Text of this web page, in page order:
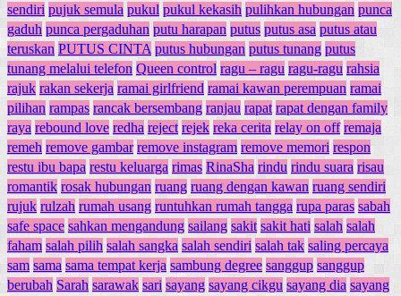
sendiri pujuk semula pukul pukul kekasih pulihkan hubungan punca
gaduh punca pergaduhan putu harapan putus putus asa putus atau
teruskan PUTUS CINTA putus hubungan putus tunang putus
tunang melalui telefon Queen control ragu – ragu ragu-ragu rahsia
rajuk rakan sekerja ramai girlfriend ramai kawan perempuan ramai
pilihan rampas rancak bersembang ranjau rapat rapat dengan family
raya rebound love redha reject rejek reka cerita relay on off remaja
remeh remove gambar remove instagram remove memori respon
restu ibu bapa restu keluarga rimas RinaSha rindu rindu suara risau
romantik rosak hubungan ruang ruang dengan kawan ruang sendiri
rujuk rulzah rumah usang runtuhkan rumah tangga rupa paras sabah
safe space sahkan mengandung sailang sakit sakit hati salah salah
faham salah pilih salah sangka salah sendiri salah tak saling percaya
sam sama sama tempat kerja sambung degree sanggup sanggup
berubah Sarah sarawak sari sayang sayang cikgu sayang dia sayang